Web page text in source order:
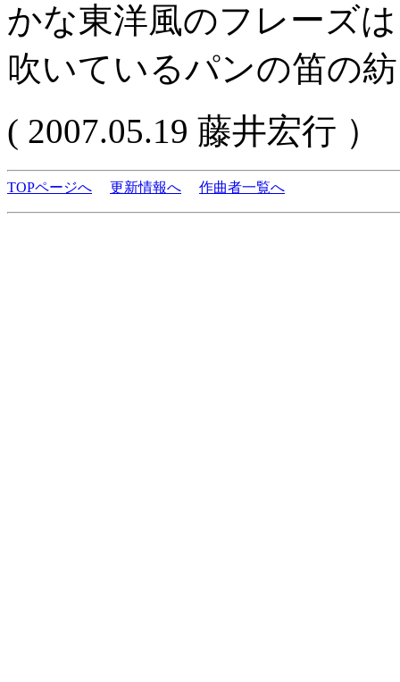
かな東洋風のフレーズ
吹いているパンの笛の
( 2007.05.19 藤井宏行 ）
TOPページへ 更新情報へ 作曲者一覧へ